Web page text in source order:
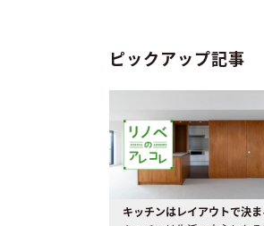
ピックアップ記事